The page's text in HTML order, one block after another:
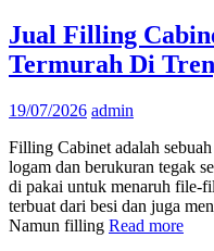
Jual Filling
Termurah Di
19/07/2026 admin
Filling Cabinet adalah
logam dan berukuran tegak
di pakai untuk menaruh file-
terbuat dari besi dan juga
Namun filling Read more